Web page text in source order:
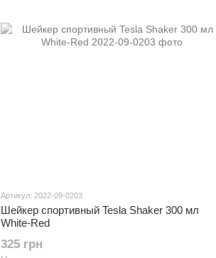
Артикул: 2022-09-0203
Шейкер спортивный Tesla Shaker 300 мл
White-Red
325 грн